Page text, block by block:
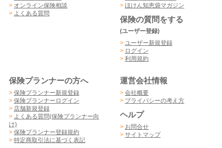
> オンライン保険相談
> よくある質問
> ほけん知恵袋マガジン
保険の質問をする
(ユーザー登録)
> ユーザー新規登録
> ログイン
> 利用規約
保険プランナーの方へ
> 保険プランナー新規登録
> 保険プランナーログイン
> 店舗新規登録
> よくある質問(保険プランナー向
け)
> 保険プランナー登録規約
> 特定商取引法に基づく表記
運営会社情報
> 会社概要
> プライバシーの考え方
ヘルプ
> お問合せ
> サイトマップ